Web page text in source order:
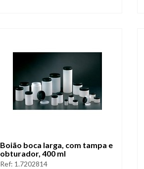
Boião boca larga, com tampa e
obturador, 400 ml
Ref: 1.7202814